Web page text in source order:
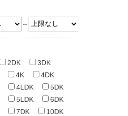
～
2DK
3DK
4K
4DK
4LDK
5DK
5LDK
6DK
7DK 10DK